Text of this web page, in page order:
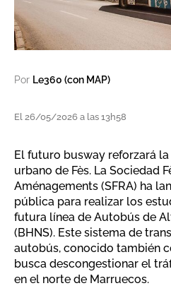
Por Le360 (con MAP)
El 26/05/2026 a las 13h58
El futuro busway reforzará
urbano de Fès. La Sociedad
Aménagements (SFRA) ha
pública para realizar los
futura línea de Autobús de
(BHNS). Este sistema de
autobús, conocido también
busca descongestionar el
en el norte de Marruecos.